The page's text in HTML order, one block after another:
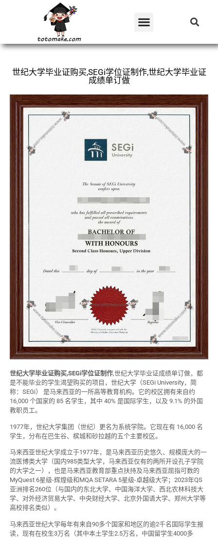
世纪大学毕业证购买,SEGi学位证制作,世纪大学毕业证
成绩单订做
世纪大学毕业证购买,SEGi学位证制作,世纪大学毕业证成绩单订做，都
是不能毕业的学生渴望购买的项目，世纪大学（SEGi University，简
称：SEGi） 是马来西亚的一所高等教育机构。它的校区拥有来自约
16,000 个国家的 85 名学生，其中 40% 是国际学生，以及 9.1% 的外国
教职员工。
1977年，世纪大学集团（世纪）更名为系统学院。它现在有 16,000 名
学生，分布在巴生谷、槟城和砂拉越的五个主要校区。
马来西亚世纪大学成立于1977年，是马来西亚历史悠久、规模庞大的一
流医博类大学（国内985类型大学，马来西亚仅有的两所开设孔子学院
的大学之一），也是马来西亚教育部重点扶持及马来西亚屈指可数的
MyQuest 6星级-辉煌级和MQA SETARA 5星级-卓越级大学；2023年QS
亚洲排名260位（与国内的东北大学、中国海洋大学、西北农林科技大
学、对外经济贸易大学、中央财经大学、北京外国语大学、郑州大学等
高校排名类似）。
马来西亚世纪大学每年有来自90多个国家和地区的逾2千名国际学生报
读，现有在校生3万名（其中本土学生2.5万名，中国留学生4000多